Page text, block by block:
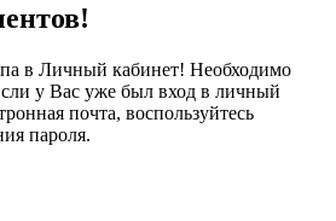
в Личный кабинет! Необходимо
у Вас уже был вход в личный
почта, воспользуйтесь
пароля.